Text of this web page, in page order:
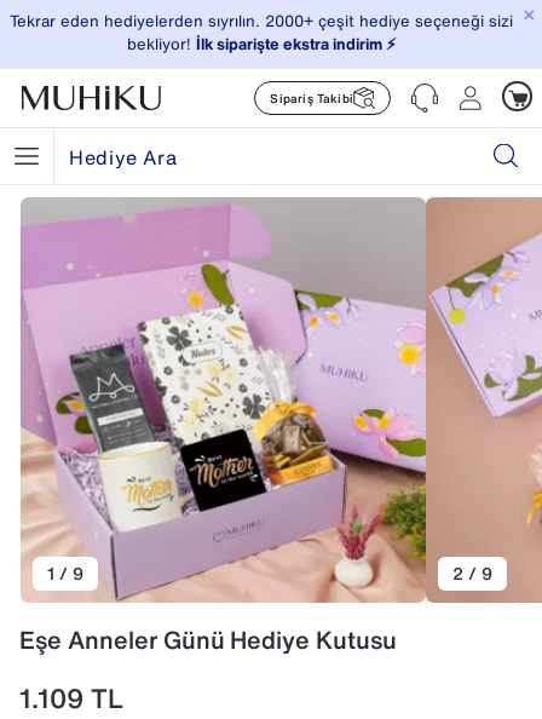
×
Tekrar eden hediyelerden sıyrılın. 2000+ çeşit hediye seçeneği sizi
bekliyor! İlk siparişte ekstra indirim ⚡️
Sipariş Takibi
1 / 9 2 / 9
Eşe Anneler Günü Hediye Kutusu
1.109 TL